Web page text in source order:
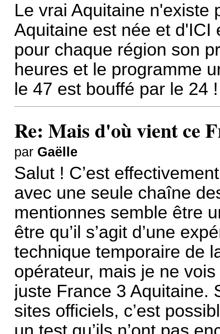
Le vrai Aquitaine n'existe
Aquitaine est née et d'ICI
pour chaque région son
heures et le programme
le 47 est bouffé par le 24 !
Re: Mais d'où vient ce
par Gaëlle
Salut ! C’est
avec une seule chaîne
mentionnes semble être
être qu’il s’agit d’une
technique temporaire de
opérateur, mais je ne
juste France 3 Aquitaine.
sites officiels, c’est